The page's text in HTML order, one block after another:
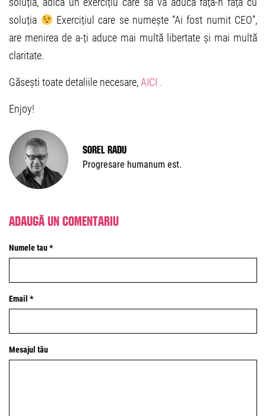
soluția
Exercițiul care se numește “Ai fost numit CEO”,
are menirea de a-ți aduce mai multă libertate și mai multă
claritate.
Găsești toate detaliile necesare,AICI .
Enjoy!
Sorel Radu
Progresare humanum est.
Adaugă un comentariu
Numele tau *
Email *
Mesajul tău